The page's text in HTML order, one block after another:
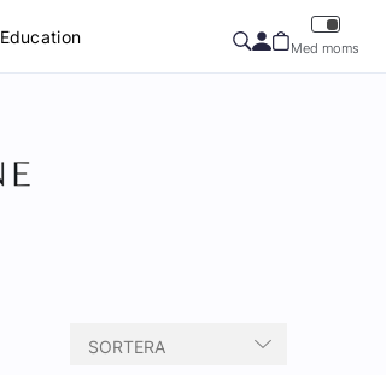
Education
Med moms
SORTERA